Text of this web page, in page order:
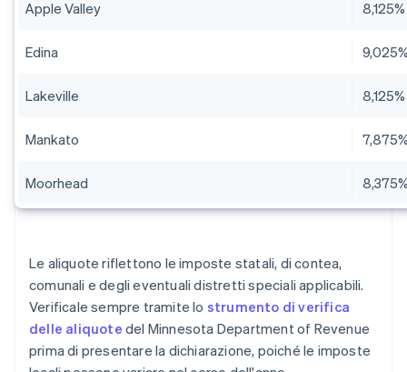
Apple Valley 8,125%
Edina
Lakeville 8,125%
Mankato
Moorhead
Le aliquote riflettono le imposte statali, di contea,
comunali e degli eventuali distretti speciali applicabili.
Verificale sempre tramite lo strumento di verifica
delle aliquote del Minnesota Department of Revenue
prima di presentare la dichiarazione, poiché le imposte